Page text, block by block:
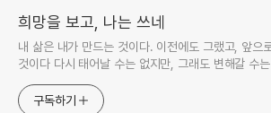
희망을 보고, 나는 쓰네
내 삶은 내가 만드는 것이다. 이전에도 그랬고, 앞으
것이다 다시 태어날 수는 없지만, 그래도 변해갈 수
구독하기